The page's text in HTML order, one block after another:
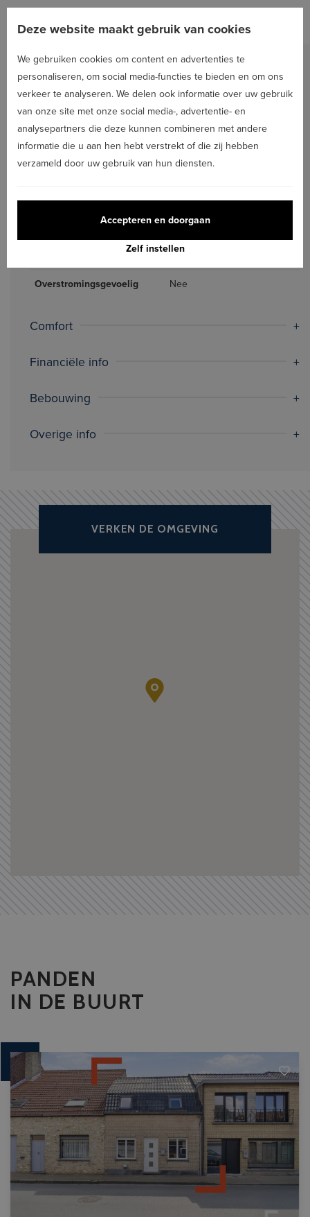
Ruimtelijke ordening
Bouwvergunning Nog niet aangevraagd
Recente bestemming Nog niet aangevraagd
Dagvaardingen Nog niet aangevraagd
Nog niet aangevraagd
Verkavelingsvergunning Nee
Overstromingsgevoelig Nee
Comfort
Financiële info
Bebouwing
Overige info
VERKEN DE OMGEVING
PANDEN
IN DE BUURT
Deze website maakt gebruik van cookies
We gebruiken cookies om content en advertenties te
personaliseren, om social media-functies te bieden en om ons
verkeer te analyseren. We delen ook informatie over uw gebruik
van onze site met onze social media-, advertentie- en
analysepartners die deze kunnen combineren met andere
informatie die u aan hen hebt verstrekt of die zij hebben
verzameld door uw gebruik van hun diensten.
Zelf instellen
Accepteren en doorgaan